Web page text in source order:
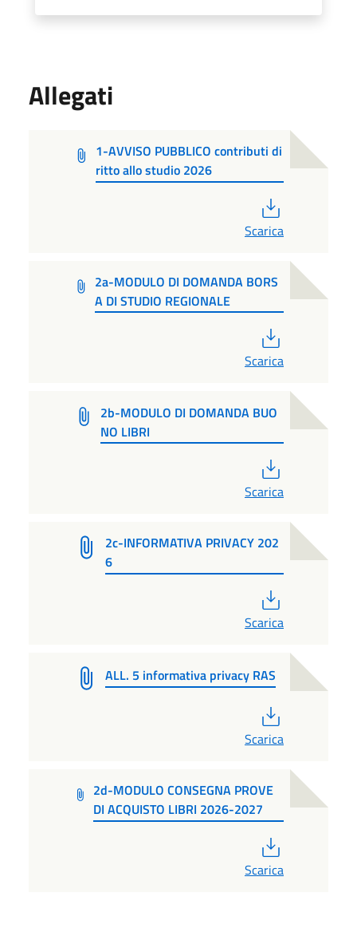
Allegati
1-AVVISO PUBBLICO contributi di
ritto allo studio 2026
Scarica
2a-MODULO DI DOMANDA BORS
A DI STUDIO REGIONALE
Scarica
2b-MODULO DI DOMANDA BUO
NO LIBRI
Scarica
2c-INFORMATIVA PRIVACY 202
6
Scarica
ALL. 5 informativa privacy RAS
Scarica
2d-MODULO CONSEGNA PROVE
DI ACQUISTO LIBRI 2026-2027
Scarica